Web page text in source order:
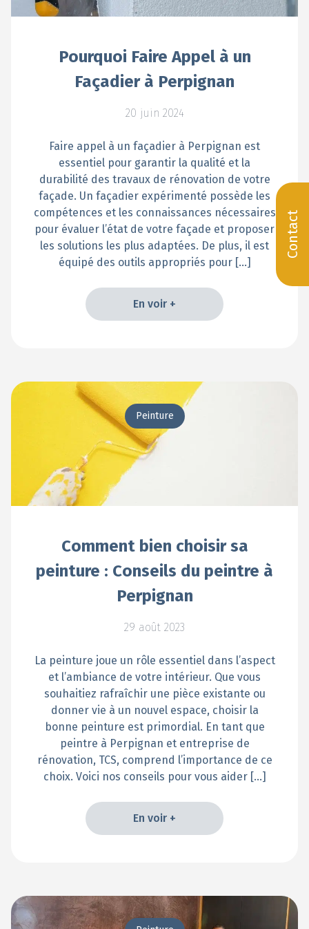
Contact
Pourquoi Faire Appel à un
Façadier à Perpignan
20 juin 2024
Faire appel à un façadier à Perpignan est
essentiel pour garantir la qualité et la
durabilité des travaux de rénovation de votre
façade. Un façadier expérimenté possède les
compétences et les connaissances nécessaires
pour évaluer l’état de votre façade et proposer
les solutions les plus adaptées. De plus, il est
équipé des outils appropriés pour […]
En voir +
Peinture
Comment bien choisir sa
peinture : Conseils du peintre à
Perpignan
29 août 2023
La peinture joue un rôle essentiel dans l’aspect
et l’ambiance de votre intérieur. Que vous
souhaitiez rafraîchir une pièce existante ou
donner vie à un nouvel espace, choisir la
bonne peinture est primordial. En tant que
peintre à Perpignan et entreprise de
rénovation, TCS, comprend l’importance de ce
choix. Voici nos conseils pour vous aider […]
En voir +